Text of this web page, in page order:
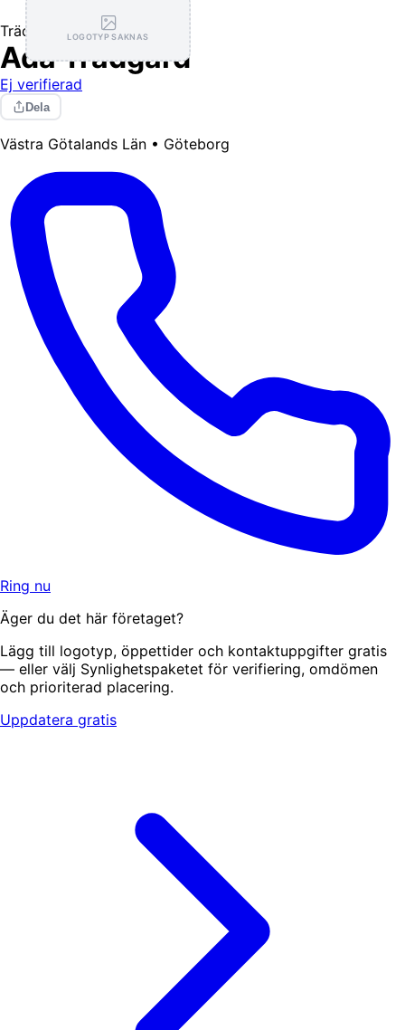
LOGOTYP SAKNAS
Trädgårdstjänster
Ada Trädgård
Ej verifierad
Dela
Västra Götalands Län • Göteborg
Ring nu
Äger du det här företaget?
Lägg till logotyp, öppettider och kontaktuppgifter gratis
— eller välj Synlighetspaketet för verifiering, omdömen
och prioriterad placering.
Uppdatera gratis